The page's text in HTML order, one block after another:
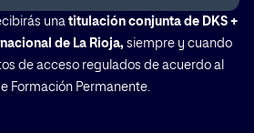
una titulación conjunta de DKS +
de La Rioja, siempre y cuando
de acceso regulados de acuerdo al
Formación Permanente.